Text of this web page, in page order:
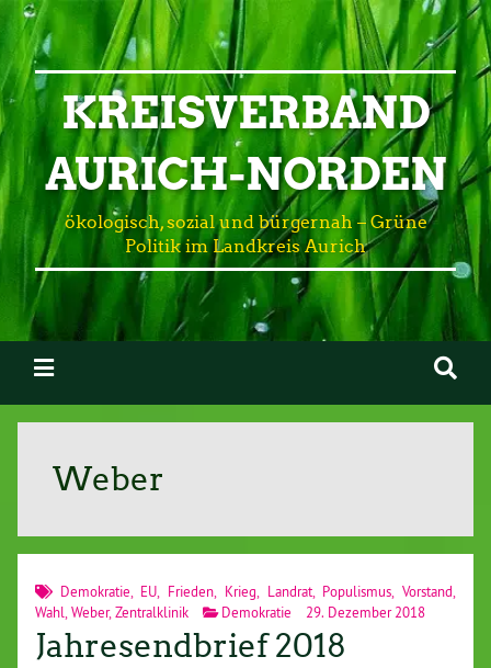
KREISVERBAND
AURICH-NORDEN
ökologisch, sozial und bürgernah – Grüne
Politik im Landkreis Aurich
Weber
Demokratie, EU, Frieden, Krieg, Landrat, Populismus,Vorstand,
Wahl,Weber,Zentralklinik Demokratie 29. Dezember 2018
Jahresendbrief 2018